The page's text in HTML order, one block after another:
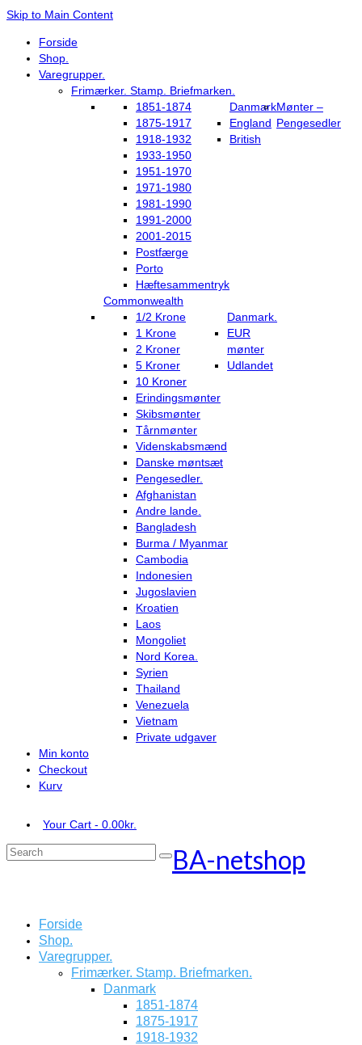
Skip to Main Content
Forside
Shop.
Varegrupper.
Frimærker. Stamp. Briefmarken.
Danmark
1851-1874
1875-1917
1918-1932
1933-1950
1951-1970
1971-1980
1981-1990
1991-2000
2001-2015
Postfærge
Porto
Hæftesammentryk
England
British
Commonwealth
Mønter –
Pengesedler
Danmark.
1/2 Krone
1 Krone
2 Kroner
5 Kroner
10 Kroner
Erindingsmønter
Skibsmønter
Tårnmønter
Videnskabsmænd
Danske møntsæt
Pengesedler.
EUR
mønter
Udlandet
Afghanistan
Andre lande.
Bangladesh
Burma / Myanmar
Cambodia
Indonesien
Jugoslavien
Kroatien
Laos
Mongoliet
Nord Korea.
Syrien
Thailand
Venezuela
Vietnam
Private udgaver
Min konto
Checkout
Kurv
Your Cart - 0.00kr.
Search
BA-netshop
Forside
Shop.
Varegrupper.
Frimærker. Stamp. Briefmarken.
Danmark
1851-1874
1875-1917
1918-1932